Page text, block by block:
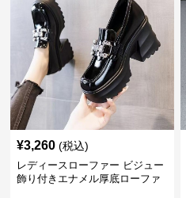
¥3,260 (税込)
レディースローファー ビジュー
飾り付きエナメル厚底ローファ